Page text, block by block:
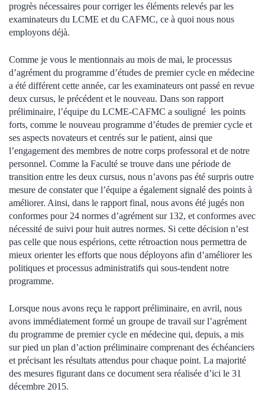
progrès nécessaires pour corriger les éléments relevés par les
examinateurs du LCME et du CAFMC, ce à quoi nous nous
employons déjà.
Comme je vous le mentionnais au mois de mai, le processus
d’agrément du programme d’études de premier cycle en médecine
a été différent cette année, car les examinateurs ont passé en revue
deux cursus, le précédent et le nouveau. Dans son rapport
préliminaire, l’équipe du LCME-CAFMC a souligné les points
forts, comme le nouveau programme d’études de premier cycle et
ses aspects novateurs et centrés sur le patient, ainsi que
l’engagement des membres de notre corps professoral et de notre
personnel. Comme la Faculté se trouve dans une période de
transition entre les deux cursus, nous n’avons pas été surpris outre
mesure de constater que l’équipe a également signalé des points à
améliorer. Ainsi, dans le rapport final, nous avons été jugés non
conformes pour 24 normes d’agrément sur 132, et conformes avec
nécessité de suivi pour huit autres normes. Si cette décision n’est
pas celle que nous espérions, cette rétroaction nous permettra de
mieux orienter les efforts que nous déployons afin d’améliorer les
politiques et processus administratifs qui sous-tendent notre
programme.
Lorsque nous avons reçu le rapport préliminaire, en avril, nous
avons immédiatement formé un groupe de travail sur l’agrément
du programme de premier cycle en médecine qui, depuis, a mis
sur pied un plan d’action préliminaire comprenant des échéanciers
et précisant les résultats attendus pour chaque point. La majorité
des mesures figurant dans ce document sera réalisée d’ici le 31
décembre 2015.